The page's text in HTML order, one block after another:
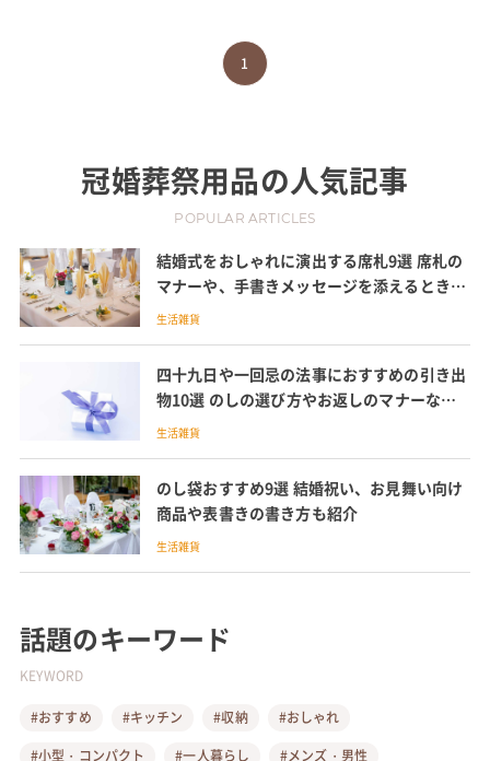
1
冠婚葬祭用品の人気記事
POPULAR ARTICLES
結婚式をおしゃれに演出する席札9選 席札の
マナーや、手書きメッセージを添えるときに
便利な一言例文も紹介
生活雑貨
四十九日や一回忌の法事におすすめの引き出
物10選 のしの選び方やお返しのマナーなど
も紹介
生活雑貨
のし袋おすすめ9選 結婚祝い、お見舞い向け
商品や表書きの書き方も紹介
生活雑貨
話題のキーワード
KEYWORD
#おすすめ #キッチン #収納
#おしゃれ
#小型・コンパクト
#一人暮らし
#メンズ・男性